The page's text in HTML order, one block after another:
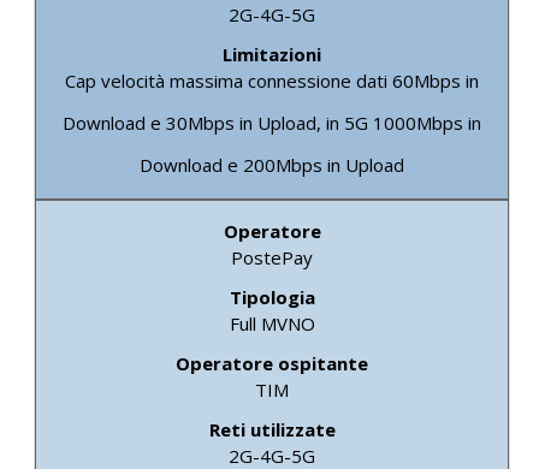
2G-4G-5G
Cap velocità massima connessione dati 60Mbps in
Download e 30Mbps in Upload, in 5G 1000Mbps in
Download e 200Mbps in Upload
PostePay
Full MVNO
TIM
2G-4G-5G